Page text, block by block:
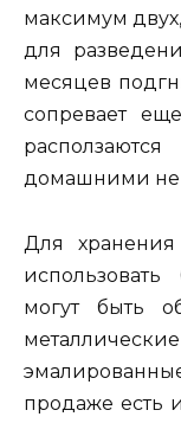
максимум
для
месяцев
сопревает
домашними не
Для
могут быть
продаже есть